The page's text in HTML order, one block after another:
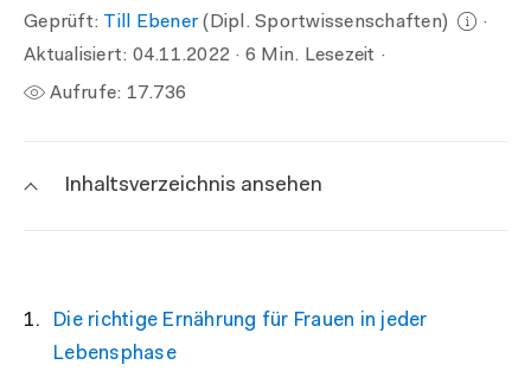
Geprüft: Till Ebener(Dipl. Sportwissenschaften)
·
Aktualisiert: 04.11.2022 · 6 Min. Lesezeit ·
Aufrufe: 17.736
Inhaltsverzeichnis ansehen
Die richtige Ernährung für Frauen in jeder
Lebensphase